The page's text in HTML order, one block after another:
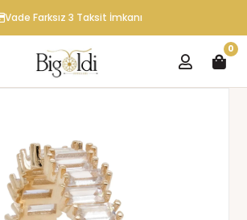
Vade Farksız 3 Taksit İmkanı
0